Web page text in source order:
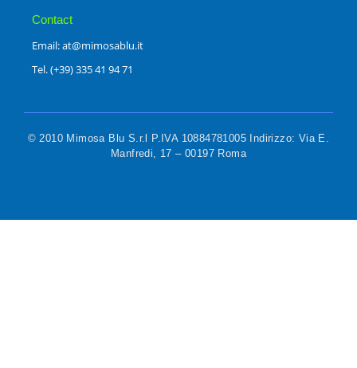
Contact
Email: at@mimosablu.it
Tel. (+39) 335 41 94 71
© 2010 Mimosa Blu S.r.l P.IVA 10884781005 Indirizzo: Via E.
Manfredi, 17 – 00197 Roma